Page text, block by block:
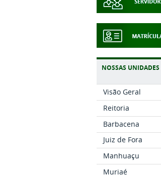
NOSSAS UNIDADES
Visão Geral
Reitoria
Barbacena
Juiz de Fora
Manhuaçu
Muriaé